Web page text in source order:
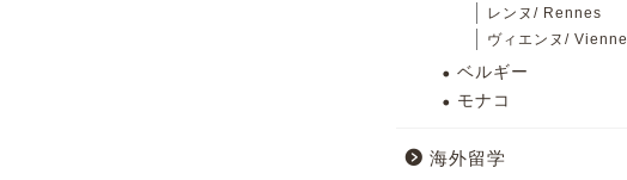
レンヌ/ Rennes
ヴィエンヌ/ Vienne
ベルギー
モナコ
海外留学